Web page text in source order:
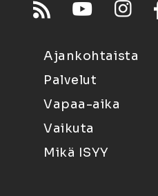
Ajankohtaista
Palvelut
Vapaa-aika
Vaikuta
Mikä ISYY